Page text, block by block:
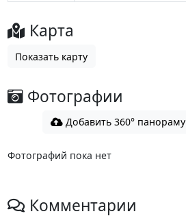
Карта
Показать карту
Фотографии
Добавить 360° панораму
Фотографий пока нет
Комментарии